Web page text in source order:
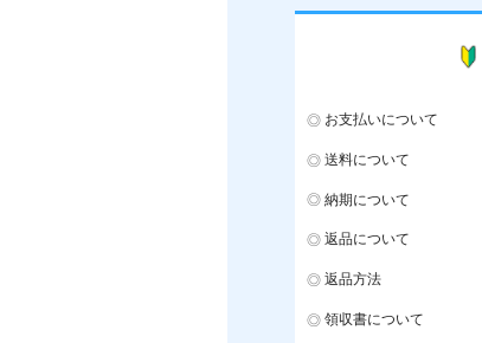
お支払いについて
送料について
納期について
返品について
返品方法
領収書について